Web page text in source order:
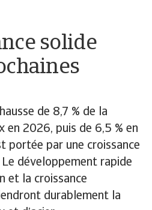
solide
de 8,7 % de la
en 2026, puis de 6,5 % en
portée par une croissance
développement rapide
et la croissance
durablement la